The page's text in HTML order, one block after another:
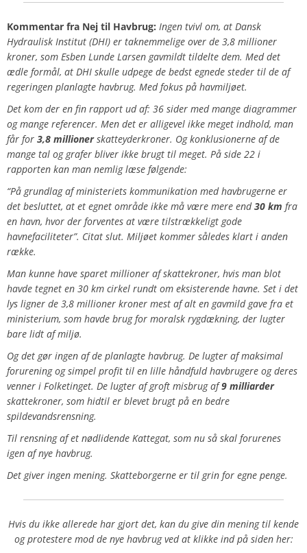
Kommentar fra Nej til Havbrug: Ingen tvivl om, at Dansk
Hydraulisk Institut (DHI) er taknemmelige over de 3,8 millioner
kroner, som Esben Lunde Larsen gavmildt tildelte dem. Med det
ædle formål, at DHI skulle udpege de bedst egnede steder til de af
regeringen planlagte havbrug. Med fokus på havmiljøet.
Det kom der en fin rapport ud af: 36 sider med mange diagrammer
og mange referencer. Men det er alligevel ikke meget indhold, man
får for 3,8 millionerskatteyderkroner. Og konklusionerne af de
mange tal og grafer bliver ikke brugt til meget. På side 22 i
rapporten kan man nemlig læse følgende:
“På grundlag af ministeriets kommunikation med havbrugerne er
det besluttet, at et egnet område ikke må være mere end30 km fra
en havn, hvor der forventes at være tilstrækkeligt gode
havnefaciliteter”. Citat slut. Miljøet kommer således klart i anden
række.
Man kunne have sparet millioner af skattekroner, hvis man blot
havde tegnet en 30 km cirkel rundt om eksisterende havne. Set i det
lys ligner de 3,8 millioner kroner mest af alt en gavmild gave fra et
ministerium, som havde brug for moralsk rygdækning, der lugter
bare lidt af miljø.
Og det gør ingen af de planlagte havbrug. De lugter af maksimal
forurening og simpel profit til en lille håndfuld havbrugere og deres
venner i Folketinget. De lugter af groft misbrug af9 milliarder
skattekroner, som hidtil er blevet brugt på en bedre
spildevandsrensning.
Til rensning af et nødlidende Kattegat, som nu så skal forurenes
igen af nye havbrug.
Det giver ingen mening. Skatteborgerne er til grin for egne penge.
Hvis du ikke allerede har gjort det, kan du give din mening til kende
og protestere mod de nye havbrug ved at klikke ind på siden her: